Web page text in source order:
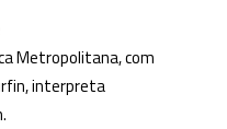
Metropolitana, com
interpreta